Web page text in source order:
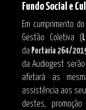
Fundo Social e
Em cumprimento
Gestão Coletiva (
da Portaria 264/
da Audiogest
afetará as
assistência aos
destes,